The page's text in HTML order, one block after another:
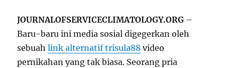
JOURNALOFSERVICECLIMATOLOGY.ORG –
Baru-baru ini media sosial digegerkan oleh
sebuahlink alternatif trisula88 video
pernikahan yang tak biasa. Seorang pria